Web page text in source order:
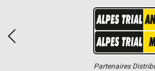
Partenaires